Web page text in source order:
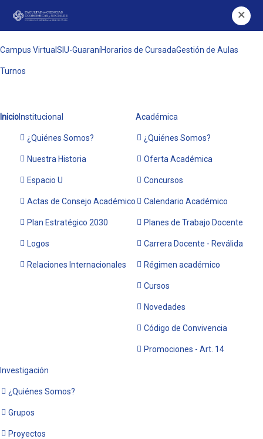
×
Campus Virtual SIU-GuaraníHorarios de CursadaGestión de Aulas
Turnos
InicioInstitucional
¿Quiénes Somos?
Nuestra Historia
Espacio U
Actas de Consejo Académico
Plan Estratégico 2030
Logos
Relaciones Internacionales
Académica
¿Quiénes Somos?
Oferta Académica
Concursos
Calendario Académico
Planes de Trabajo Docente
Carrera Docente - Reválida
Régimen académico
Cursos
Novedades
Código de Convivencia
Promociones - Art. 14
Investigación
¿Quiénes Somos?
Grupos
Proyectos